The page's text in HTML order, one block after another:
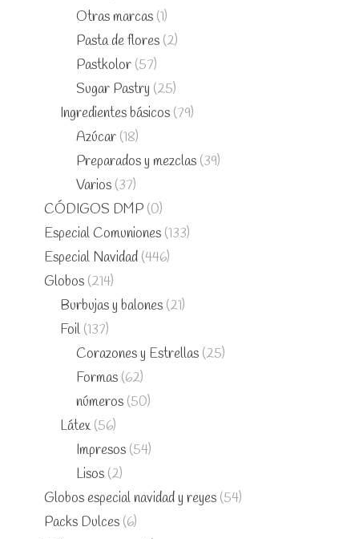
Otras marcas (1)
Pasta de flores (2)
Pastkolor (57)
Sugar Pastry (25)
Ingredientes básicos (79)
Azúcar (18)
Preparados y mezclas (39)
Varios (37)
CÓDIGOS DMP (0)
Especial Comuniones (133)
Especial Navidad (446)
Globos (214)
Burbujas y balones (21)
Foil (137)
Corazones y Estrellas (25)
Formas (62)
números (50)
Látex (56)
Impresos (54)
Lisos (2)
Globos especial navidad y reyes (54)
Packs Dulces (6)